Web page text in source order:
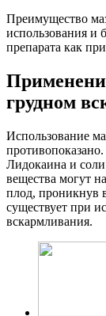
Преимущество
использования и
препарата как
грудном
Использование
Лидокаина и
вещества могут
плод, проникнув
существует при
вскармливания.